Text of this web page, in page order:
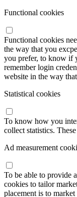
Functional cookies
Functional cookies
the way that you
you prefer, to know if
remember login
website in the way
Statistical cookies
To know how you
collect statistics.
Ad measurement
To be able to provide
cookies to tailor
placement is to